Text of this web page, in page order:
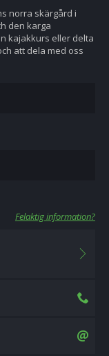
norra skärgård i
den karga
kajakkurs eller delta
att dela med oss
Felaktig information?